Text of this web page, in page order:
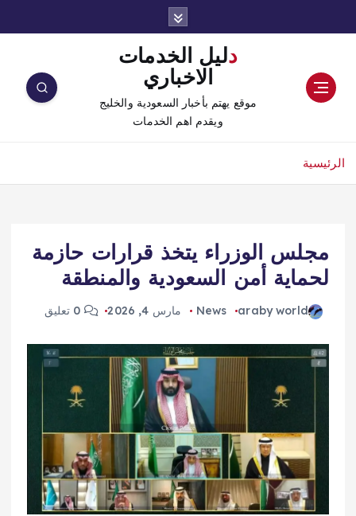
دليل الخدمات
الاخباري
موقع يهتم بأخبار السعودية والخليج
ويقدم اهم الخدمات
الرئيسية
مجلس الوزراء يتخذ قرارات حازمة
لحماية أمن السعودية والمنطقة
araby world
News مارس 4, 2026